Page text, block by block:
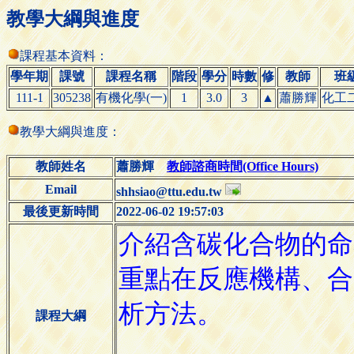
教學大綱與進度
課程基本資料：
學年期
課號 課程名稱 階段 學分 時數 修 教師
班
111-1
305238 有機化學(一) 1 3.0 3 ▲ 蕭勝輝 化工
教學大綱與進度：
教師姓名 蕭勝輝教師諮商時間(Office Hours)
Email
shhsiao@ttu.edu.tw
最後更新時間
2022-06-02 19:57:03
課程大綱